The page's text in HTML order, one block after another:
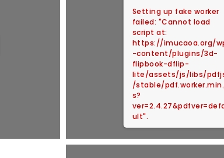
Setting up fake worker
failed: "Cannot load
script at:
https://imucaoa.org/
-content/plugins/3d-
flipbook-dflip-
lite/assets/js/libs/
/stable/
s?
ult".